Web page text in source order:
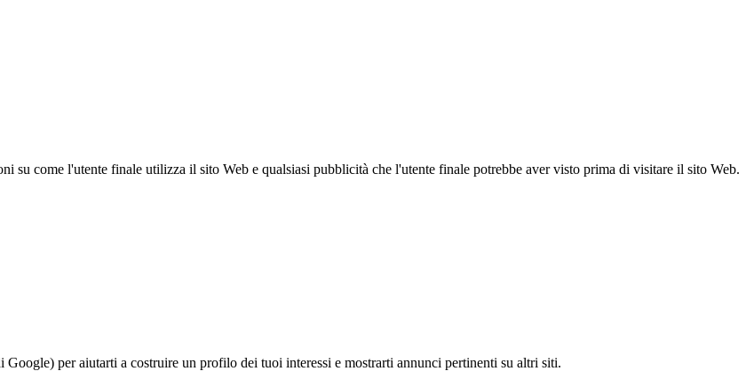
su come l'utente finale utilizza il sito Web e qualsiasi pubblicità che l'utente finale potrebbe aver visto prima di visitare il sito Web.
per aiutarti a costruire un profilo dei tuoi interessi e mostrarti annunci pertinenti su altri siti.